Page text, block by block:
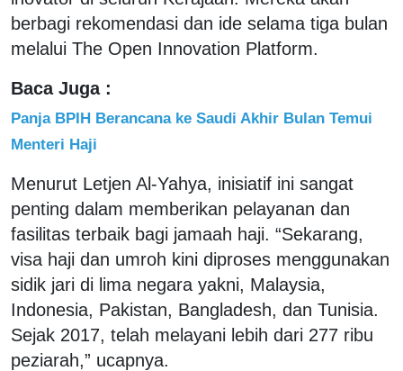
berbagi rekomendasi dan ide selama tiga bulan
melalui The Open Innovation Platform.
Baca Juga :
Panja BPIH Berancana ke Saudi Akhir Bulan Temui
Menteri Haji
Menurut Letjen Al-Yahya, inisiatif ini sangat
penting dalam memberikan pelayanan dan
fasilitas terbaik bagi jamaah haji. “Sekarang,
visa haji dan umroh kini diproses menggunakan
sidik jari di lima negara yakni, Malaysia,
Indonesia, Pakistan, Bangladesh, dan Tunisia.
Sejak 2017, telah melayani lebih dari 277 ribu
peziarah,” ucapnya.